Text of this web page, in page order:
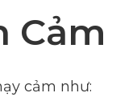
Cảm
cảm như: